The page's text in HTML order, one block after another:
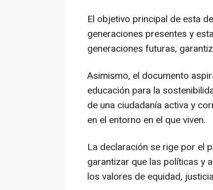
El objetivo principal de esta
generaciones presentes y
generaciones futuras,
Asimismo, el documento
educación para la
de una ciudadanía activa y
en el entorno en el que viven.
La declaración se rige por el
garantizar que las políticas y
los valores de equidad,